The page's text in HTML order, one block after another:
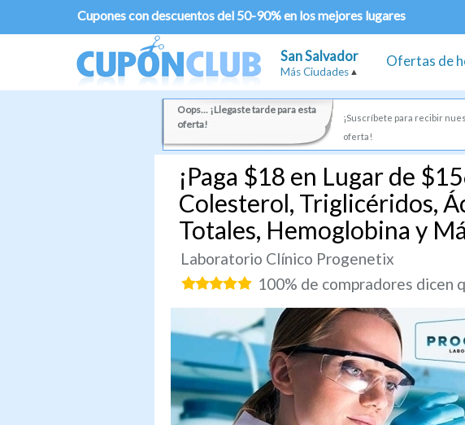
Cupones con descuentos del 50-90% en los mejores lugares
San Salvador
Más Ciudades
Ofertas de
Oops... ¡Llegaste tarde para esta
oferta!
¡Suscríbete para recibir
oferta!
¡Paga $18 en Lugar de
Colesterol, Triglicéridos,
Totales, Hemoglobina y
Laboratorio Clínico Progenetix
100% de compradores dicen